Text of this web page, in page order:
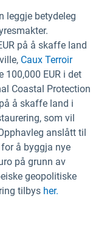
leggje betydeleg
på å skaffe land
Caux Terroir
100,000 EUR i det
Coastal Protection
å skaffe land i
som vil
anslått til
å byggja nye
på grunn av
geopolitiske
tilbys her.